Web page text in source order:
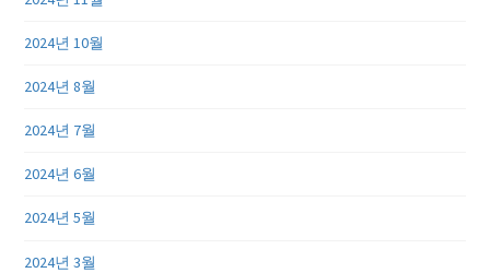
2024년 10월
2024년 8월
2024년 7월
2024년 6월
2024년 5월
2024년 3월